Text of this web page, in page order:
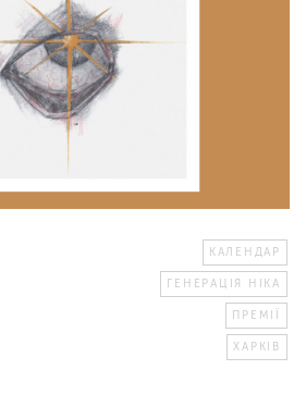
КАЛЕНДАР
ГЕНЕРАЦІЯ НІКА
ПРЕМІЇ
ХАРКІВ